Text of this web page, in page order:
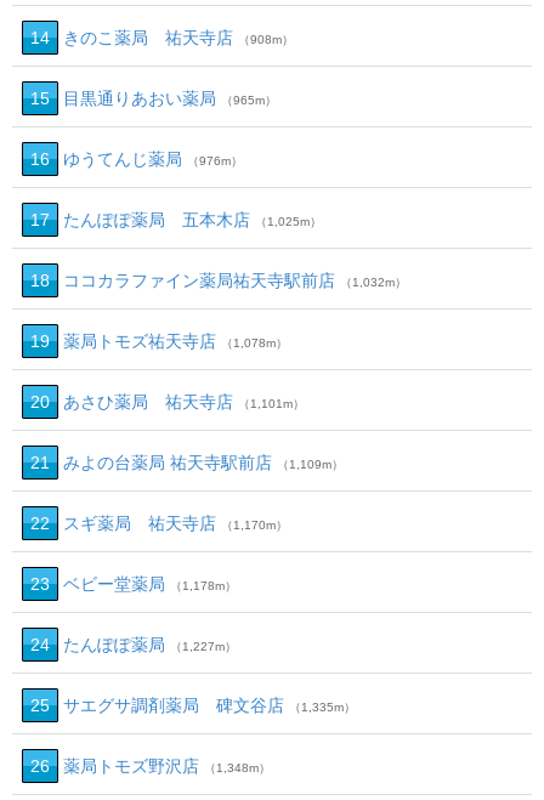
14 きのこ薬局 祐天寺店 （908m）
15 目黒通りあおい薬局 （965m）
16 ゆうてんじ薬局 （976m）
17 たんぽぽ薬局 五本木店 （1,025m）
18 ココカラファイン薬局祐天寺駅前店 （1,032m）
19 薬局トモズ祐天寺店 （1,078m）
20 あさひ薬局 祐天寺店 （1,101m）
21 みよの台薬局 祐天寺駅前店 （1,109m）
22 スギ薬局 祐天寺店 （1,170m）
23 ベビー堂薬局 （1,178m）
24 たんぽぽ薬局 （1,227m）
25 サエグサ調剤薬局 碑文谷店 （1,335m）
26 薬局トモズ野沢店 （1,348m）